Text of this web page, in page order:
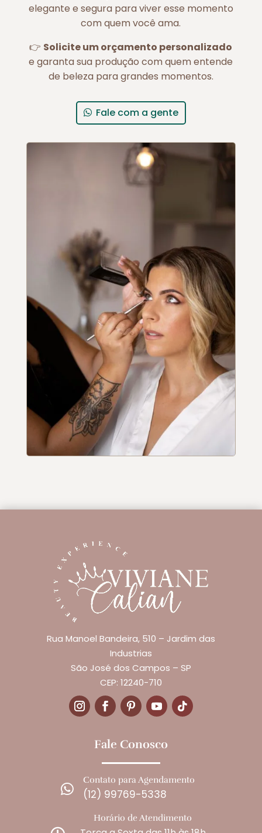
elegante e segura para viver esse momento
com quem você ama.
👉 Solicite um orçamento personalizado
e garanta sua produção com quem entende
de beleza para grandes momentos.
Fale com a gente
Rua Manoel Bandeira, 510 – Jardim das
Industrias
São José dos Campos – SP
CEP: 12240-710
Fale Conosco

Contato para Agendamento
(12) 99769-5338
Horário de Atendimento